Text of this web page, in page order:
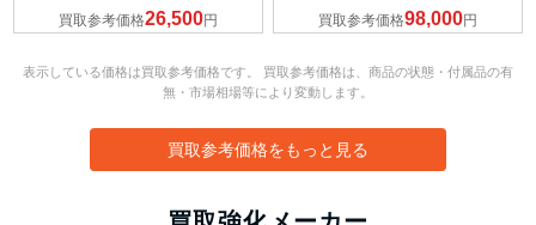
買取参考価格26,500円
買取参考価格98,000円
表示している価格は買取参考価格です。 買取参考価格は、商品の状態・付属品の有
無・市場相場等により変動します。
買取参考価格をもっと見る